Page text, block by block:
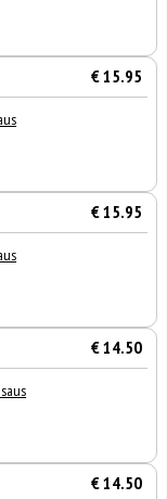
€ 15.95
€ 15.95
€ 14.50
€ 14.50